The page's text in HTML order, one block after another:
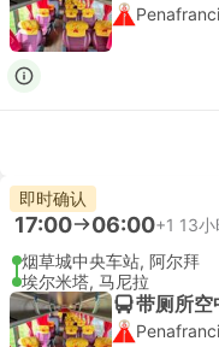
即时确认
17:00 06:00+1 13小
烟草城中央车站, 阿尔拜
埃尔米塔, 马尼拉
带厕所